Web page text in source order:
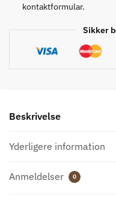
kontaktformular.
Sikker
Beskrivelse
Yderligere information
Anmeldelser 0